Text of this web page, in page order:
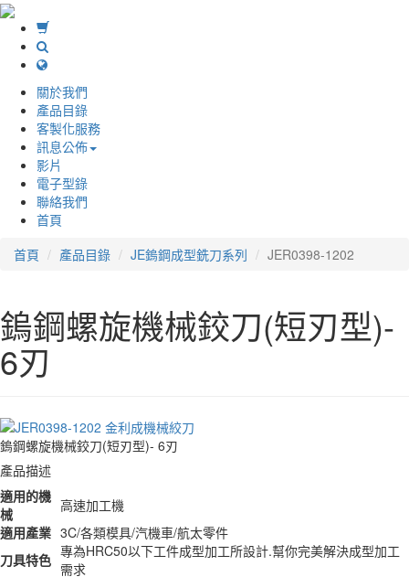
關於我們
產品目錄
客製化服務
訊息公佈
影片
電子型錄
聯絡我們
首頁
首頁
產品目錄 JE鎢鋼成型銑刀系列 JER0398-1202
鎢鋼螺旋機械鉸刀(短刃型)-
6刃
鎢鋼螺旋機械鉸刀(短刃型)- 6刃
產品描述
適用的機
械
高速加工機
適用產業 3C/各類模具/汽機車/航太零件
刀具特色 專為HRC50以下工件成型加工所設計.幫你完美解決成型加工
需求